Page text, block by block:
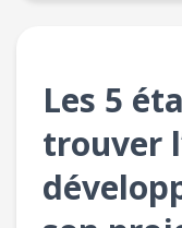
Les 5
trouver